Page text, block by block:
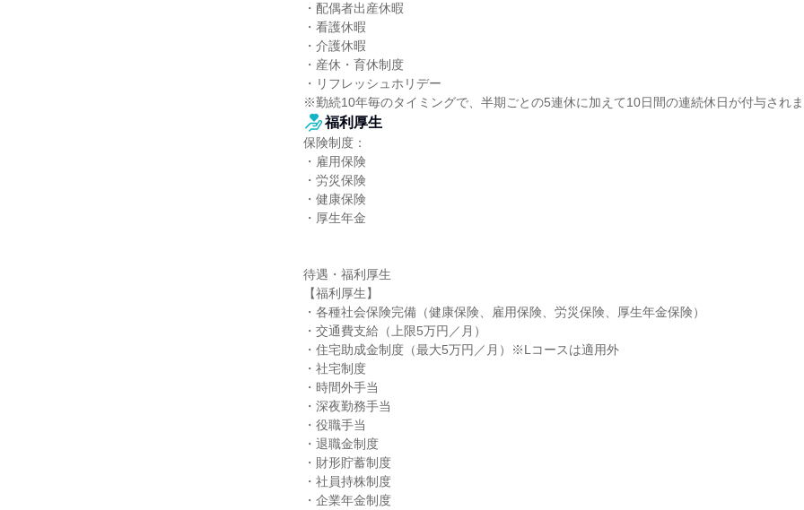
・配偶者出産休暇
・看護休暇
・介護休暇
・産休・育休制度
・リフレッシュホリデー
※勤続10年毎のタイミングで、半期ごとの5連休に加えて10日間の連続休日が付与され
福利厚生
保険制度：
・雇用保険
・労災保険
・健康保険
・厚生年金
待遇・福利厚生
【福利厚生】
・各種社会保険完備（健康保険、雇用保険、労災保険、厚生年金保険）
・交通費支給（上限5万円／月）
・住宅助成金制度（最大5万円／月）※Lコースは適用外
・社宅制度
・時間外手当
・深夜勤務手当
・役職手当
・退職金制度
・財形貯蓄制度
・社員持株制度
・企業年金制度